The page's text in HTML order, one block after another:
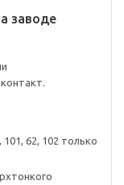
заводе
62, 102 только